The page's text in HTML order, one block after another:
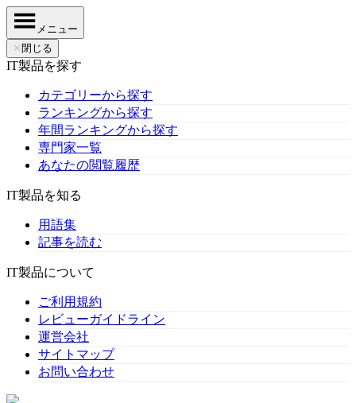
メニュー
✕ 閉じる
IT製品を探す
カテゴリーから探す
ランキングから探す
年間ランキングから探す
専門家一覧
あなたの閲覧履歴
IT製品を知る
用語集
記事を読む
IT製品について
ご利用規約
レビューガイドライン
運営会社
サイトマップ
お問い合わせ